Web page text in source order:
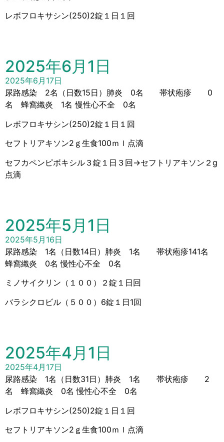
レボフロキサシン(250)2錠１日１回
2025年6月1日
2025年6月17日
尿路感染 2名（日数15日）肺炎 0名 帯状疱疹 0
名 蜂窩織炎 1名 慢性心不全 0名
レボフロキサシン(250)2錠１日１回
セフトリアキソン2ｇ生食100ｍｌ点滴
セフカペンピボキシル３錠１日３回→セフトリアキソン２g
点滴
2025年5月1日
2025年5月16日
尿路感染 1名（日数14日）肺炎 1名 帯状疱疹141名
蜂窩織炎 0名 慢性心不全 0名
ミノサイクリン（１００）２錠１日回
バラシクロビル（５００）6錠１日1回
2025年4月1日
2025年4月17日
尿路感染 1名（日数31日）肺炎 1名 帯状疱疹 2
名 蜂窩織炎 0名 慢性心不全 0名
レボフロキサシン(250)2錠１日１回
セフトリアキソン2ｇ生食100ｍｌ点滴